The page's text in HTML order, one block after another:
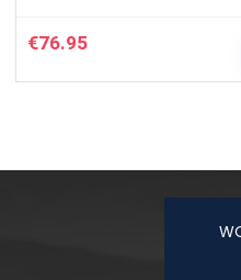
€76.95